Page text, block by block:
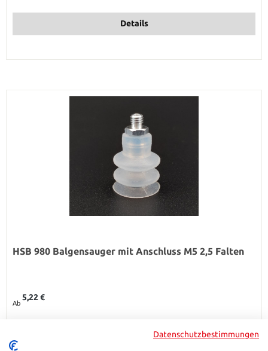
Details
HSB 980 Balgensauger mit Anschluss M5 2,5 Falten
Ab
5,22 €
Datenschutzbestimmungen